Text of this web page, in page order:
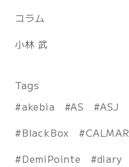
コラム
小林 武
Tags
akebia AS ASJ
BlackBox
DemiPointe
diary